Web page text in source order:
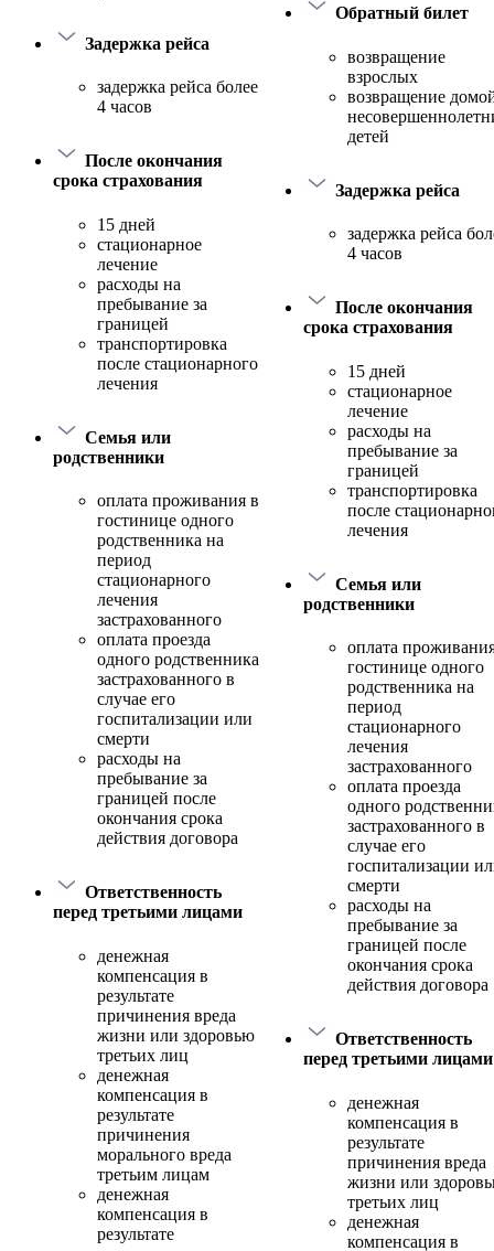
Задержка рейса
задержка рейса более
4 часов
После окончания
срока страхования
15 дней
стационарное
лечение
расходы на
пребывание за
границей
транспортировка
после стационарного
лечения
Семья или
родственники
оплата проживания в
гостинице одного
родственника на
период
стационарного
лечения
застрахованного
оплата проезда
одного родственника
застрахованного в
случае его
госпитализации или
смерти
расходы на
пребывание за
границей после
окончания срока
действия договора
Ответственность
перед третьими лицами
денежная
компенсация в
результате
причинения вреда
жизни или здоровью
третьих лиц
денежная
компенсация в
результате
причинения
морального вреда
третьим лицам
денежная
компенсация в
результате
Обратный билет
возвращение
взрослых
возвращение
детей
Задержка рейса
задержка рейса
4 часов
После окончания
срока страхования
15 дней
стационарное
лечение
расходы на
пребывание за
границей
транспортировка
после
лечения
Семья или
родственники
оплата
гостинице одного
родственника на
период
стационарного
лечения
застрахованного
оплата проезда
одного
застрахованного в
случае его
госпитализации
смерти
расходы на
пребывание за
границей после
окончания срока
действия договора
Ответственность
перед третьими лицами
денежная
компенсация в
результате
причинения вреда
жизни или
третьих лиц
денежная
компенсация в